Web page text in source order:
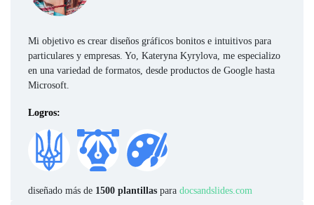
Mi objetivo es crear diseños gráficos bonitos e intuitivos para
particulares y empresas. Yo, Kateryna Kyrylova, me especializo
en una variedad de formatos, desde productos de Google hasta
Microsoft.
Logros:
diseñado más de 1500 plantillas para docsandslides.com